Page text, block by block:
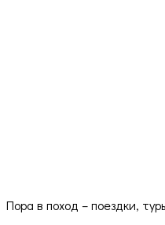
Пора в поход – поездки,